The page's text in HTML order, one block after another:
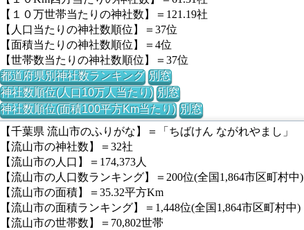
【１０万世帯当たりの神社数】＝121.19社
【人口当たりの神社数順位】＝37位
【面積当たりの神社数順位】＝4位
【世帯数当たりの神社数順位】＝37位
都道府県別神社数ランキング 別窓
神社数順位(人口10万人当たり) 別窓
神社数順位(面積100平方Km当たり) 別窓
【千葉県 流山市のふりがな】＝「ちばけん ながれやまし」
【流山市の神社数】＝32社
【流山市の人口】＝174,373人
【流山市の人口数ランキング】＝200位(全国1,864市区町村中)
【流山市の面積】＝35.32平方Km
【流山市の面積ランキング】＝1,448位(全国1,864市区町村中)
【流山市の世帯数】＝70,802世帯